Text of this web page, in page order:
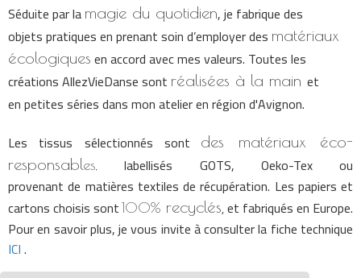
Séduite par la magie du quotidien, je fabrique des
objets pratiques en prenant soin d’employer des matériaux
écologiques en accord avec mes valeurs. Toutes les
créations AllezVieDanse sont réalisées à la main et
en petites séries dans mon atelier en région d'Avignon.
Les tissus sélectionnés sont
des matériaux éco-
responsables,
labellisés GOTS, Oeko-Tex ou
provenant de matières textiles de récupération. Les papiers et
cartons choisis sont100% recyclés,et fabriqués en Europe.
Pour en savoir plus, je vous invite à consulter la fiche technique
ICI.